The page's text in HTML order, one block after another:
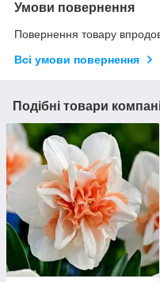
Умови повернення
Повернення товару
Всі умови повернення
Подібні товари